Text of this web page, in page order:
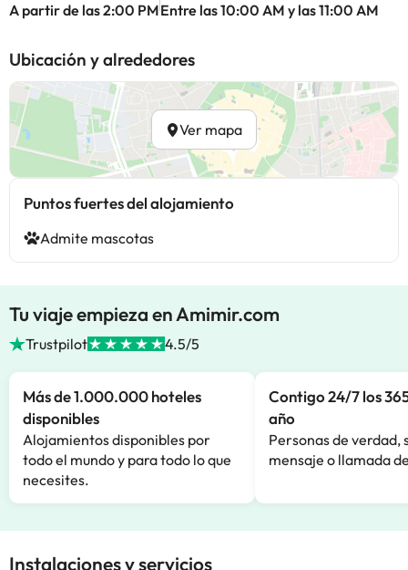
A partir de las 2:00 PMEntre las 10:00 AM y las 11:00 AM
Ubicación y alrededores
Ver mapa
Puntos fuertes del alojamiento
Admite mascotas
Tu viaje empieza en Amimir.com
Trustpilot 4.5/5
Más de 1.000.000 hoteles
disponibles
Alojamientos disponibles por
todo el mundo y para todo lo que
necesites.
Contigo 24/7 los
año
Personas de verdad,
mensaje o llamada
Instalaciones y servicios